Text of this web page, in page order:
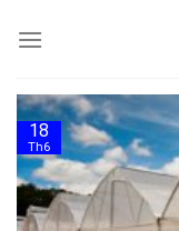
18
Th6